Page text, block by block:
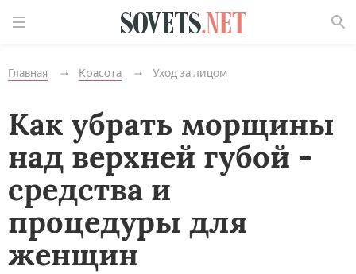
Главная Красота Уход за лицом
Как убрать морщины
над верхней губой -
средства и
процедуры для
женщин